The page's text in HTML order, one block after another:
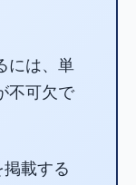
には、単
不可欠で
載する